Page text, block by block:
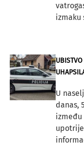
izmaku
UBISTVO
U
danas,
između